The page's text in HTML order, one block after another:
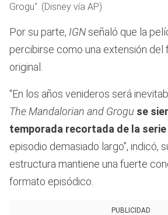
Grogu". (Disney vía AP)
Por su parte, IGN señaló que la
percibirse como una extensión
original.
“En los años venideros será
The Mandalorian and Grogu se
temporada recortada de la serie
episodio demasiado largo”, indicó,
estructura mantiene una fuerte
formato episódico.
PUBLICIDAD